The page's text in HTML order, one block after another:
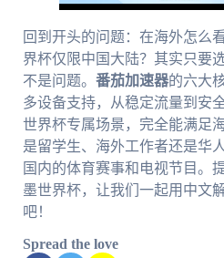
回到开头的问题：在海外怎么
界杯仅限中国大陆？其实只要
不是问题。 番茄加速器的六大
多设备支持，从稳定流量到安
世界杯专属场景，完全能满足
是留学生、海外工作者还是华
国内的体育赛事和电视节目。
墨世界杯，让我们一起用中文
吧！
Spread the love